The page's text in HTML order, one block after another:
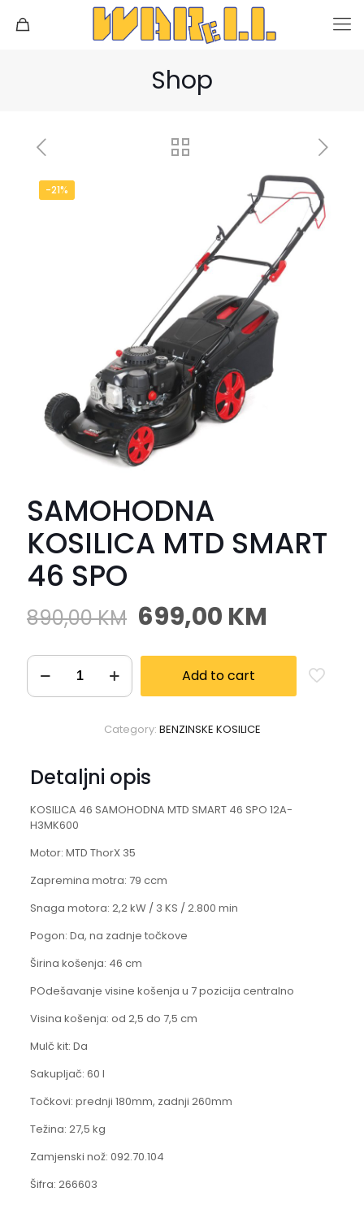
Shop
-21%
SAMOHODNA
KOSILICA MTD SMART
46 SPO
890,00KM 699,00 KM
Add to cart
Category: BENZINSKE KOSILICE
Detaljni opis
KOSILICA 46 SAMOHODNA MTD SMART 46 SPO 12A-
H3MK600
Motor: MTD ThorX 35
Zapremina motra: 79 ccm
Snaga motora: 2,2 kW / 3 KS / 2.800 min
Pogon: Da, na zadnje točkove
Širina košenja: 46 cm
POdešavanje visine košenja u 7 pozicija centralno
Visina košenja: od 2,5 do 7,5 cm
Mulč kit: Da
Sakupljač: 60 l
Točkovi: prednji 180mm, zadnji 260mm
Težina: 27,5 kg
Zamjenski nož: 092.70.104
Šifra: 266603